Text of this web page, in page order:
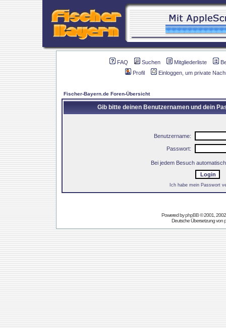
FAQ Suchen Mitgliederliste
Profil
Einloggen, um private
Fischer-Bayern.de Foren-Übersicht
Gib bitte deinen Benutzernamen und dein
Benutzername:
Passwort:
Bei jedem Besuch
Ich habe mein Passwort
Powered byphpBB© 2001,
Deutsche Übersetzung von